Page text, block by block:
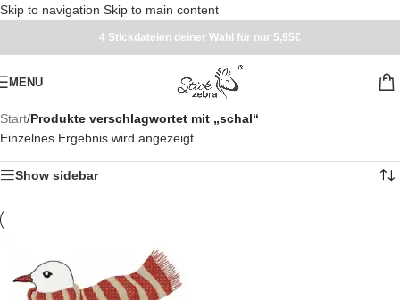
Skip to navigation Skip to main content
4 Stickdateien deiner Wahl für nur 5,95€
MENU
Start/Produkte verschlagwortet mit „schal“
Einzelnes Ergebnis wird angezeigt
Show sidebar